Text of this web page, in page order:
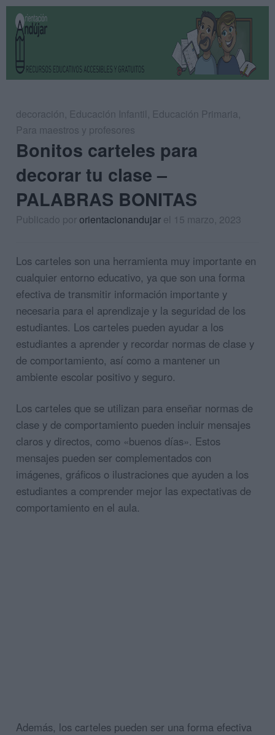
decoración, Educación Infantil, Educación Primaria,
Para maestros y profesores
Bonitos carteles para
decorar tu clase –
PALABRAS BONITAS
Publicado pororientacionandujar el 15 marzo, 2023
Los carteles son una herramienta muy importante en
cualquier entorno educativo, ya que son una forma
efectiva de transmitir información importante y
necesaria para el aprendizaje y la seguridad de los
estudiantes. Los carteles pueden ayudar a los
estudiantes a aprender y recordar normas de clase y
de comportamiento, así como a mantener un
ambiente escolar positivo y seguro.
Los carteles que se utilizan para enseñar normas de
clase y de comportamiento pueden incluir mensajes
claros y directos, como «buenos días». Estos
mensajes pueden ser complementados con
imágenes, gráficos o ilustraciones que ayuden a los
estudiantes a comprender mejor las expectativas de
comportamiento en el aula.
Además, los carteles pueden ser una forma efectiva